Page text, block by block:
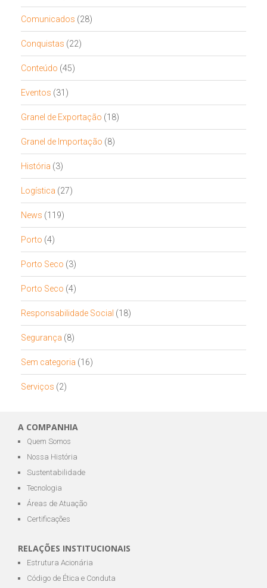
Comunicados (28)
Conquistas (22)
Conteúdo (45)
Eventos (31)
Granel de Exportação (18)
Granel de Importação (8)
História (3)
Logística (27)
News (119)
Porto (4)
Porto Seco (3)
Porto Seco (4)
Responsabilidade Social (18)
Segurança (8)
Sem categoria (16)
Serviços (2)
A COMPANHIA
Quem Somos
Nossa História
Sustentabilidade
Tecnologia
Áreas de Atuação
Certificações
RELAÇÕES INSTITUCIONAIS
Estrutura Acionária
Código de Ética e Conduta